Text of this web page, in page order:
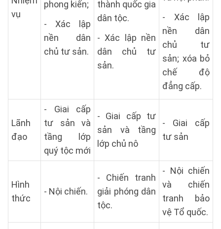
vụ
phong kiến;
- Xác lập
nền dân
chủ tư sản.
thành quốc gia
dân tộc.
- Xác lập nền
dân chủ tư
sản.
- Xác lập
nền dân
chủ tư
sản; xóa bỏ
chế độ
đẳng cấp.
Lãnh
đạo
- Giai cấp
tư sản và
tầng lớp
quý tộc mới
- Giai cấp tư
sản và tầng
lớp chủ nô
- Giai cấp
tư sản
Hình
thức
- Nội chiến.
- Chiến tranh
giải phóng dân
tộc.
- Nội chiến
và chiến
tranh bảo
vệ Tổ quốc.